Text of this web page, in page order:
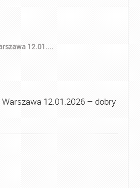
12.01....
12.01.2026 – dobry